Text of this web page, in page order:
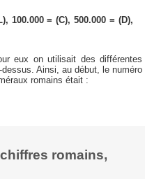
100.000 = (C), 500.000 = (D),
eux on utilisait des différentes
Ainsi, au début, le numéro
romains était :
romains,